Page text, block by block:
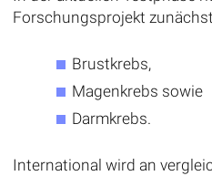
Forschungsprojekt
Brustkrebs,
Magenkrebs sowie
Darmkrebs.
International wird an